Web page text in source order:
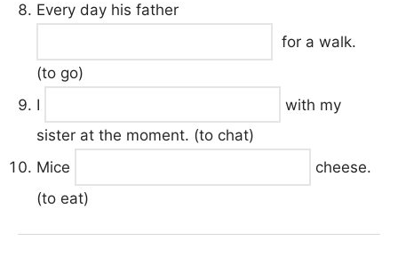
Every day his father
for a walk.
(to go)
I
with my
sister at the moment. (to chat)
Mice
cheese.
(to eat)